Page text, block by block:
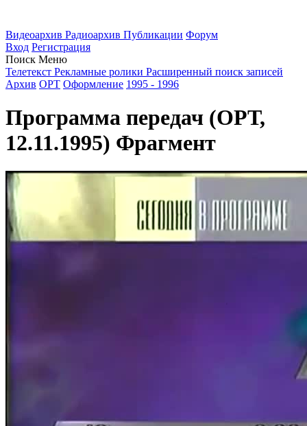
Видеоархив Радиоархив Публикации Форум
Вход Регистрация
Поиск Меню
Телетекст Рекламные ролики Расширенный поиск записей
Архив ОРТ Оформление 1995 - 1996
Программа передач (ОРТ,
12.11.1995) Фрагмент